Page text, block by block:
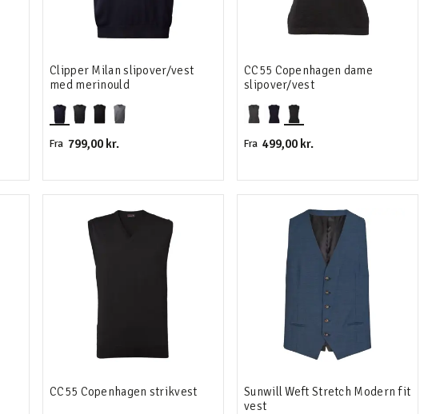
Clipper Milan slipover/vest
med merinould
Fra 799,00 kr.
CC55 Copenhagen dame
slipover/vest
Fra 499,00 kr.
CC55 Copenhagen strikvest
Sunwill Weft Stretch Modern fit
vest